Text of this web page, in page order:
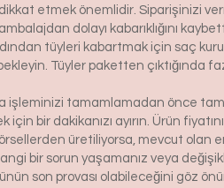
etmek önemlidir. Siparişinizi
dolayı kabarıklığını
tüyleri kabartmak için saç
Tüyler paketten çıktığında
işleminizi tamamlamadan önce
için bir dakikanızı ayırın. Ürün
üretiliyorsa, mevcut olan
bir sorun yaşamanız veya
son provası olabileceğini göz